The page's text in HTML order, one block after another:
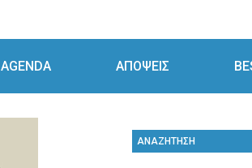
AGENDA ΑΠΟΨΕΙΣ
ΑΝΑΖΗΤΗΣΗ